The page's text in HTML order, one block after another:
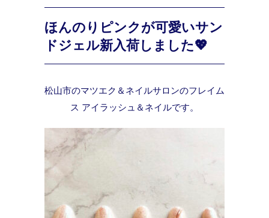
ほんのりピンクが可愛いサン
ドジェル新入荷しました💖
松山市のマツエク＆ネイルサロンのフレイム
ス アイラッシュ＆ネイルです。